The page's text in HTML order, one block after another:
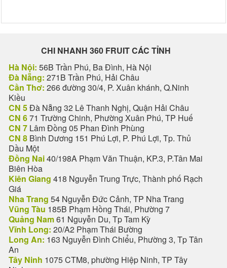
CHI NHANH 360 FRUIT CÁC TỈNH
Hà Nội: 56B Trần Phú, Ba Đình, Hà Nội
Đà Nẵng: 271B Trần Phú, Hải Châu
Cần Thơ: 266 đường 30/4, P. Xuân khánh, Q.Ninh
Kiều
CN 5Đà Nẵng 32 Lê Thanh Nghị, Quận Hải Châu
CN 671 Trường Chinh, Phường Xuân Phú, TP Huế
CN 7 Lâm Đồng 05 Phan Đình Phùng
CN 8 Bình Dương 151 Phú Lợi, P. Phú Lợi, Tp. Thủ
Dầu Một
Đồng Nai40/198A Phạm Văn Thuận, KP.3, P.Tân Mai
Biên Hòa
Kiên Giang 418 Nguyễn Trung Trực, Thành phố Rạch
Giá
Nha Trang 54 Nguyễn Đức Cảnh, TP Nha Trang
Vũng Tàu 185B Phạm Hồng Thái, Phường 7
Quảng Nam61 Nguyễn Du, Tp Tam Kỳ
Vĩnh Long: 20/A2 Phạm Thái Bường
Long An: 163 Nguyễn Đình Chiểu, Phường 3, Tp Tân
An
Tây Ninh 1075 CTM8, phường Hiệp Ninh, TP Tây